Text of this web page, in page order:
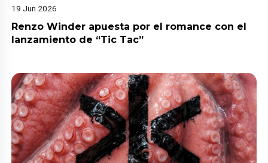
19 Jun 2026
Renzo Winder apuesta por el romance con el
lanzamiento de “Tic Tac”